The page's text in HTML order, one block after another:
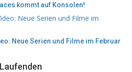
kommt auf Konsolen!
Neue Serien und Filme im Februar